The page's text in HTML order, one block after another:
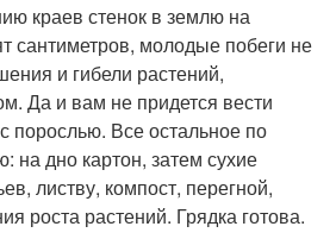
краев стенок в землю на
сантиметров, молодые побеги не
и гибели растений,
Да и вам не придется вести
порослью. Все остальное по
на дно картон, затем сухие
листву, компост, перегной,
роста растений. Грядка готова.